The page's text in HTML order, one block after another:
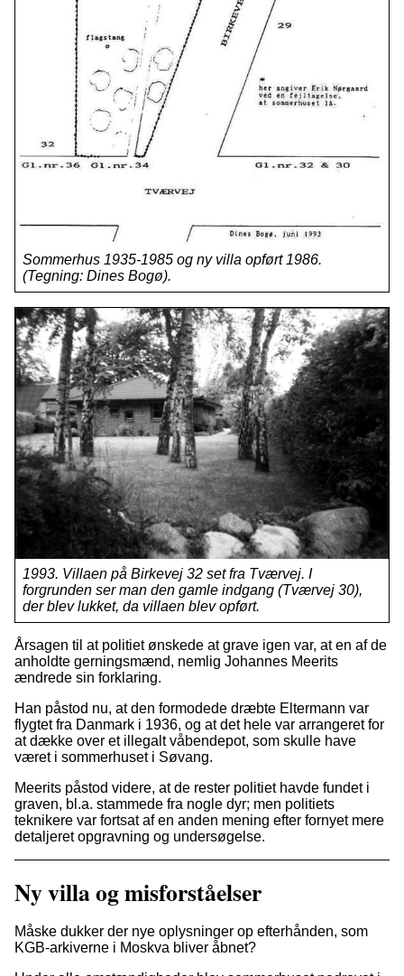
Sommerhus 1935-1985 og ny villa opført 1986.
(Tegning: Dines Bogø).
1993. Villaen på Birkevej 32 set fra Tværvej. I
forgrunden ser man den gamle indgang (Tværvej 30),
der blev lukket, da villaen blev opført.
Årsagen til at politiet ønskede at grave igen var, at en af de
anholdte gerningsmænd, nemlig Johannes Meerits
ændrede sin forklaring.
Han påstod nu, at den formodede dræbte Eltermann var
flygtet fra Danmark i 1936, og at det hele var arrangeret for
at dække over et illegalt våbendepot, som skulle have
været i sommerhuset i Søvang.
Meerits påstod videre, at de rester politiet havde fundet i
graven, bl.a. stammede fra nogle dyr; men politiets
teknikere var fortsat af en anden mening efter fornyet mere
detaljeret opgravning og undersøgelse.
Ny villa og misforståelser
Måske dukker der nye oplysninger op efterhånden, som
KGB-arkiverne i Moskva bliver åbnet?